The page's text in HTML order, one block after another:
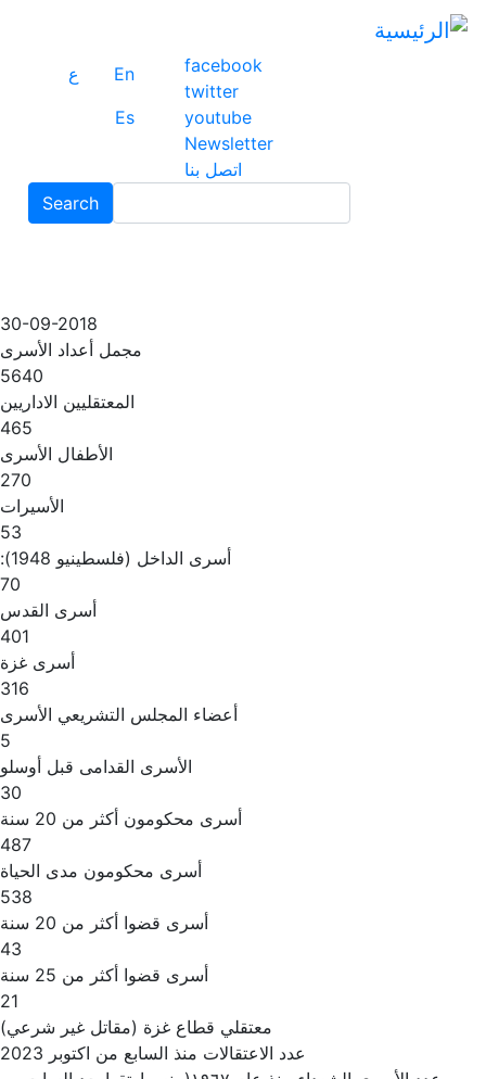
facebook
twitter
youtube
Newsletter
اتصل بنا
En
ع
Es
Search
30-09-2018
مجمل أعداد الأسرى
5640
المعتقليين الاداريين
465
الأطفال الأسرى
270
الأسيرات
53
أسرى الداخل (فلسطينيو 1948):
70
أسرى القدس
401
أسرى غزة
316
أعضاء المجلس التشريعي الأسرى
5
الأسرى القدامى قبل أوسلو
30
أسرى محكومون أكثر من 20 سنة
487
أسرى محكومون مدى الحياة
538
أسرى قضوا أكثر من 20 سنة
43
أسرى قضوا أكثر من 25 سنة
21
معتقلي قطاع غزة (مقاتل غير شرعي)
عدد الاعتقالات منذ السابع من اكتوبر 2023